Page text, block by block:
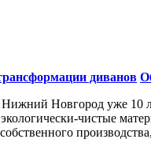
диванов
Новгород уже 10
чистые